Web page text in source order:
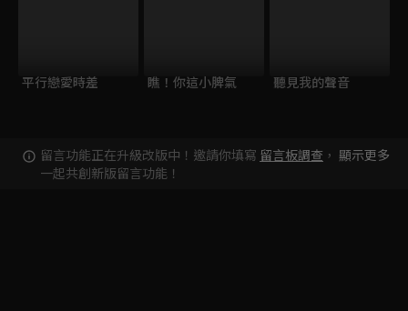
平行戀愛時差 瞧！你這小脾氣 聽見我的聲音
留言功能正在升級改版中！邀請你填寫 留言板調查 ，
一起共創新版留言功能！
顯示更多